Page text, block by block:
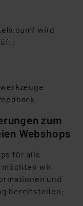
und
und
bleibt hiervon
erneut
Einbindung von
ggf. auch
gemäß Art. 49
Drittanbietern
erhalten Sie in
besteht kein
wird
zum
Webshops
für alle
möchten wir
und
bereitstellen: